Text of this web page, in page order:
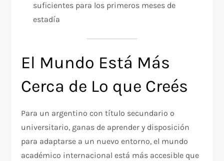
suficientes para los primeros meses de
estadía
El Mundo Está Más
Cerca de Lo que Creés
Para un argentino con título secundario o
universitario, ganas de aprender y disposición
para adaptarse a un nuevo entorno, el mundo
académico internacional está más accesible que